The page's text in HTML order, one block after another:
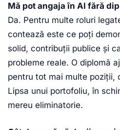
Mă pot angaja în AI fără
Da. Pentru multe roluri
contează este ce poți
solid, contribuții publice și
probleme reale. O diplomă
pentru tot mai multe poziții,
Lipsa unui portofoliu, în
mereu eliminatorie.